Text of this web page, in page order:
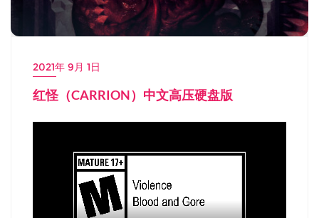
2021年 9月 1日
红怪（CARRION）中文高压硬盘版